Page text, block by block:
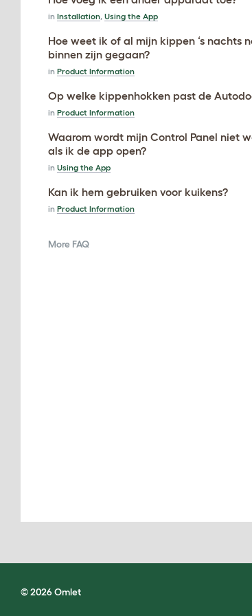
in Installation, Using the App
Hoe weet ik of al mijn kippen ‘s nachts
binnen zijn gegaan?
in Product Information
Op welke kippenhokken past de
in Product Information
Waarom wordt mijn Control Panel niet
als ik de app open?
in Using the App
Kan ik hem gebruiken voor kuikens?
in Product Information
More FAQ
© 2026 Omlet